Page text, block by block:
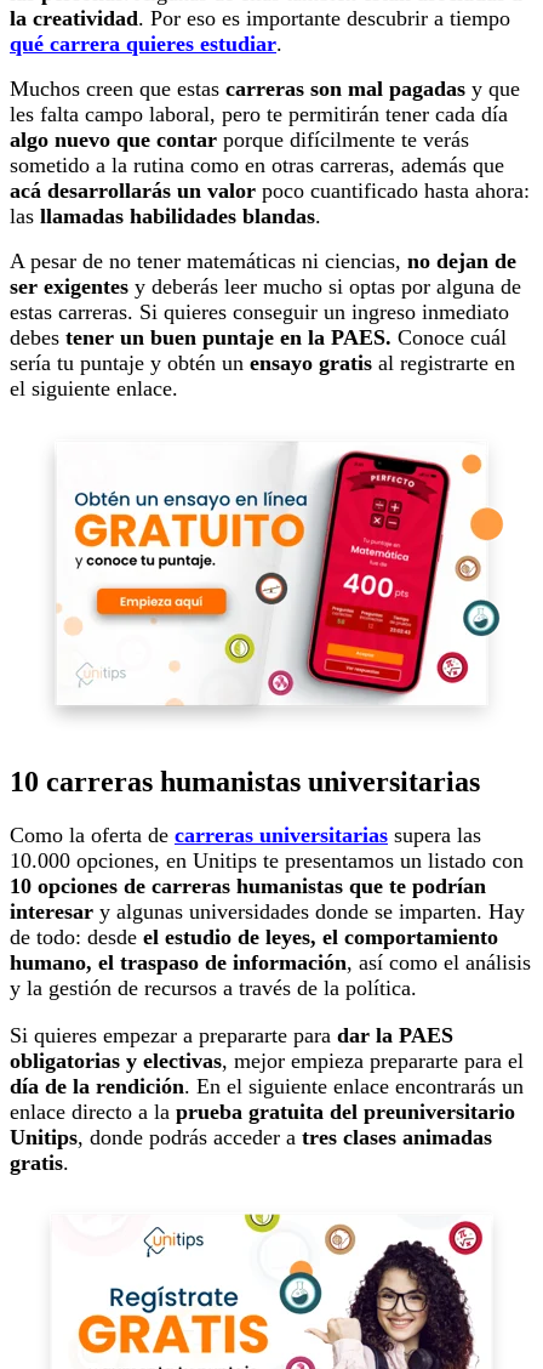
la creatividad. Por eso es importante descubrir a tiempo
qué carrera quieres estudiar.
Muchos creen que estas carreras son mal pagadas y que
les falta campo laboral, pero te permitirán tener cada día
algo nuevo que contar porque difícilmente te verás
sometido a la rutina como en otras carreras, además que
acá desarrollarás un valor poco cuantificado hasta ahora:
las llamadas habilidades blandas.
A pesar de no tener matemáticas ni ciencias, no dejan de
ser exigentes y deberás leer mucho si optas por alguna de
estas carreras. Si quieres conseguir un ingreso inmediato
debes tener un buen puntaje en la PAES. Conoce cuál
sería tu puntaje y obtén un ensayo gratis al registrarte en
el siguiente enlace.
10 carreras humanistas universitarias
Como la oferta de carreras universitarias supera las
10.000 opciones, en Unitips te presentamos un listado con
10 opciones de carreras humanistas que te podrían
interesar y algunas universidades donde se imparten. Hay
de todo: desde el estudio de leyes, el comportamiento
humano, el traspaso de información, así como el análisis
y la gestión de recursos a través de la política.
Si quieres empezar a prepararte para dar la PAES
obligatorias y electivas, mejor empieza prepararte para el
día de la rendición. En el siguiente enlace encontrarás un
enlace directo a la prueba gratuita del preuniversitario
Unitips, donde podrás acceder a tres clases animadas
gratis.